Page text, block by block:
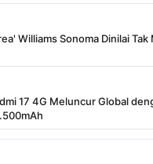
Williams Sonoma Dinilai
17 4G Meluncur Global